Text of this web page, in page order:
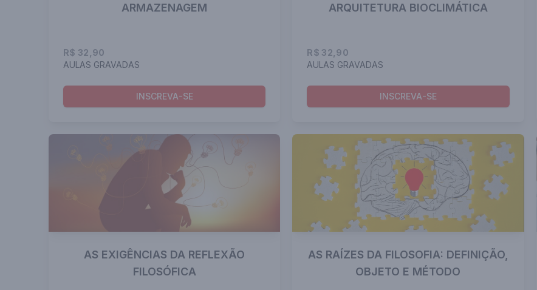
ARMAZENAGEM
R$ 32,90
AULAS GRAVADAS
INSCREVA-SE
ARQUITETURA BIOCLIMÁTICA
R$ 32,90
AULAS GRAVADAS
INSCREVA-SE
AS EXIGÊNCIAS DA REFLEXÃO
FILOSÓFICA
AS RAÍZES DA FILOSOFIA: DEFINIÇÃO,
OBJETO E MÉTODO